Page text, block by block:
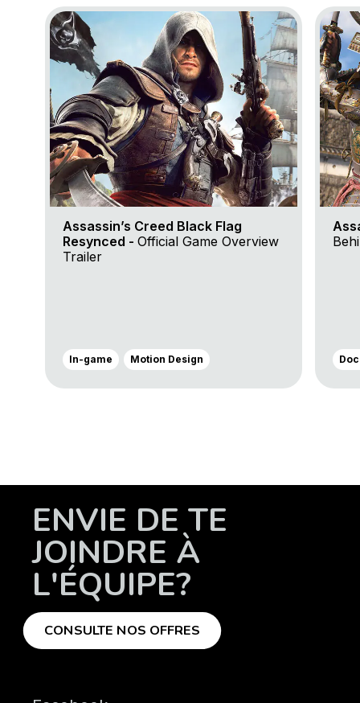
Go to project Assassin’s Creed Black Flag
Assassin’s Creed Black Flag
Resynced - Official Game Overview
Trailer
In-game Motion Design
Go to
ENVIE DE TE
JOINDRE À
L'ÉQUIPE?
CONSULTE NOS OFFRES